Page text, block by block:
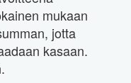
mukaan
jotta
kasaan.